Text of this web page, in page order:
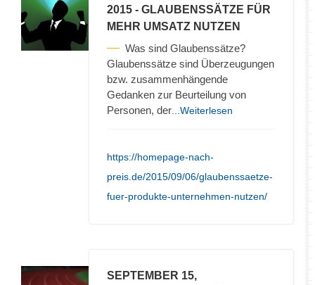
2015 - GLAUBENSSÄTZE FÜR
MEHR UMSATZ NUTZEN
Was sind Glaubenssätze?
Glaubenssätze sind Überzeugungen
bzw. zusammenhängende
Gedanken zur Beurteilung von
Personen, der ...Weiterlesen
https://homepage-nach-
preis.de/2015/09/06/glaubenssaetze-
fuer-produkte-unternehmen-nutzen/
SEPTEMBER 15,